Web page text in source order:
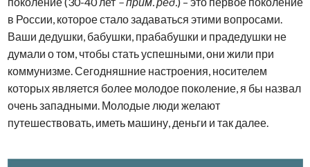
в России, которое стало задаваться этими вопросами.
Ваши дедушки, бабушки, прабабушки и прадедушки не
думали о том, чтобы стать успешными, они жили при
коммунизме. Сегодняшние настроения, носителем
которых является более молодое поколение, я бы назвал
очень западными. Молодые люди желают
путешествовать, иметь машину, деньги и так далее.